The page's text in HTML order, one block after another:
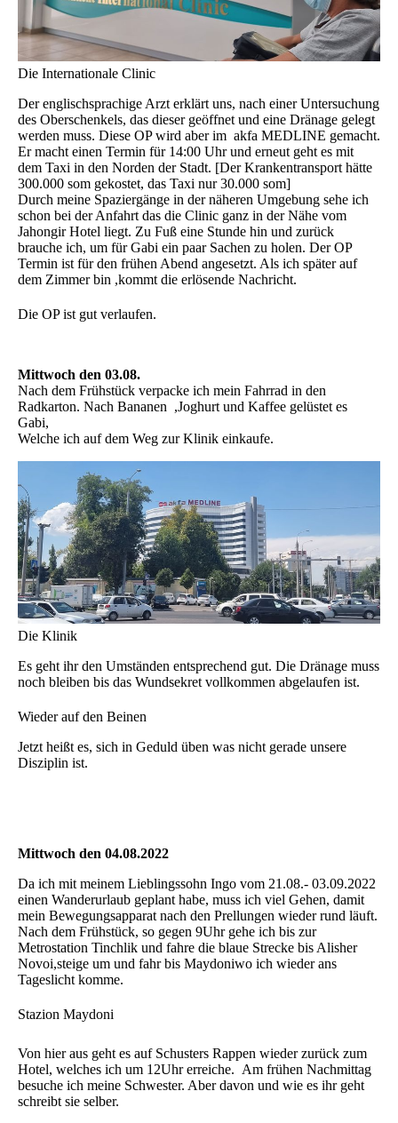
Die Internationale Clinic
Der englischsprachige Arzt erklärt uns, nach einer Untersuchung
des Oberschenkels, das dieser geöffnet und eine Dränage gelegt
werden muss. Diese OP wird aber im akfa MEDLINE gemacht.
Er macht einen Termin für 14:00 Uhr und erneut geht es mit
dem Taxi in den Norden der Stadt. [Der Krankentransport hätte
300.000 som gekostet, das Taxi nur 30.000 som]
Durch meine Spaziergänge in der näheren Umgebung sehe ich
schon bei der Anfahrt das die Clinic ganz in der Nähe vom
Jahongir Hotel liegt. Zu Fuß eine Stunde hin und zurück
brauche ich, um für Gabi ein paar Sachen zu holen. Der OP
Termin ist für den frühen Abend angesetzt. Als ich später auf
dem Zimmer bin ,kommt die erlösende Nachricht.
Die OP ist gut verlaufen.
Mittwoch den 03.08.
Nach dem Frühstück verpacke ich mein Fahrrad in den
Radkarton. Nach Bananen ,Joghurt und Kaffee gelüstet es
Gabi,
Welche ich auf dem Weg zur Klinik einkaufe.
Die Klinik
Es geht ihr den Umständen entsprechend gut. Die Dränage muss
noch bleiben bis das Wundsekret vollkommen abgelaufen ist.
Wieder auf den Beinen
Jetzt heißt es, sich in Geduld üben was nicht gerade unsere
Disziplin ist.
Mittwoch den 04.08.2022
Da ich mit meinem Lieblingssohn Ingo vom 21.08.- 03.09.2022
einen Wanderurlaub geplant habe, muss ich viel Gehen, damit
mein Bewegungsapparat nach den Prellungen wieder rund läuft.
Nach dem Frühstück, so gegen 9Uhr gehe ich bis zur
Metrostation Tinchlik und fahre die blaue Strecke bis Alisher
Novoi,steige um und fahr bis Maydoniwo ich wieder ans
Tageslicht komme.
Stazion Maydoni
Von hier aus geht es auf Schusters Rappen wieder zurück zum
Hotel, welches ich um 12Uhr erreiche. Am frühen Nachmittag
besuche ich meine Schwester. Aber davon und wie es ihr geht
schreibt sie selber.